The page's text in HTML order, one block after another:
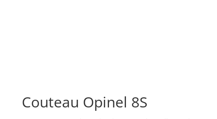
Couteau Opinel 8S